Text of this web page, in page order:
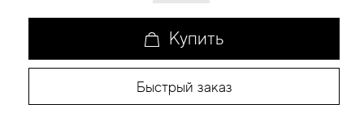
Купить
Быстрый заказ